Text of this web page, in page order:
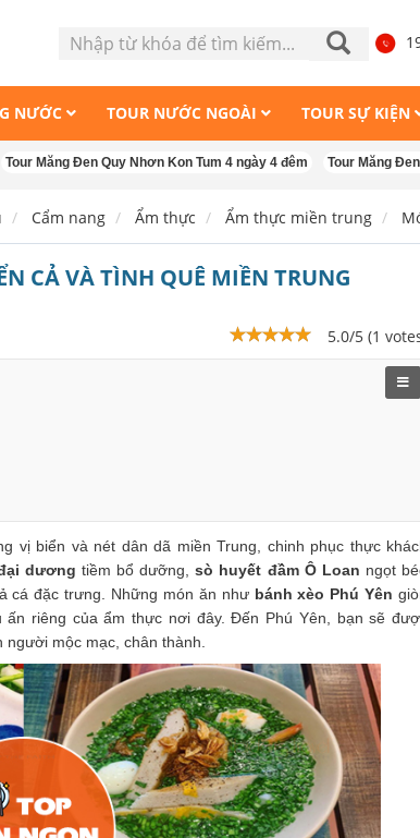
NƯỚC TOUR NƯỚC NGOÀI TOUR SỰ KIỆN
Đen Quy Nhơn Kon Tum 4 ngày 4 đêm Tour Măng Đen - Kon Tum
Cẩm nang Ẩm thực Ẩm thực miền trung
CẢ VÀ TÌNH QUÊ MIỀN TRUNG
5.0/5 (1
vị biển và nét dân dã miền Trung, chinh phục thực
dương tiềm bổ dưỡng,sò huyết đầm Ô Loan ngọt
cá đặc trưng. Những món ăn như bánh xèo Phú Yên
ấn riêng của ẩm thực nơi đây. Đến Phú Yên, bạn sẽ
mộc mạc, chân thành.